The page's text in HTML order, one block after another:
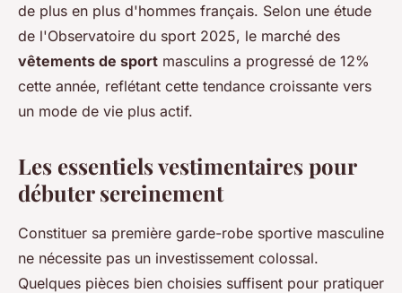
de plus en plus d'hommes français. Selon une étude
de l'Observatoire du sport 2025, le marché des
vêtements de sport masculins a progressé de 12%
cette année, reflétant cette tendance croissante vers
un mode de vie plus actif.
Les essentiels vestimentaires pour
débuter sereinement
Constituer sa première garde-robe sportive masculine
ne nécessite pas un investissement colossal.
Quelques pièces bien choisies suffisent pour pratiquer